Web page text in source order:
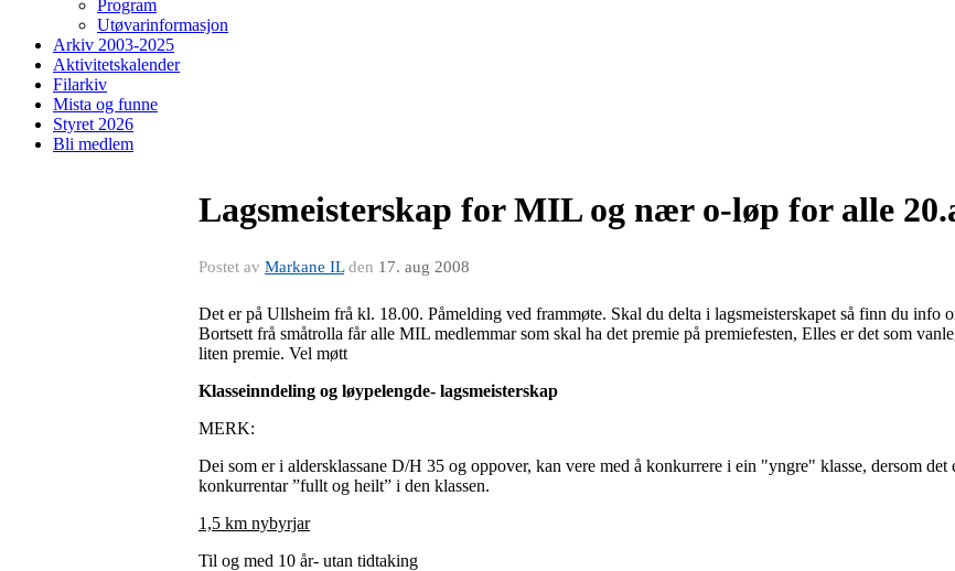
Program
Utøvarinformasjon
Arkiv 2003-2025
Aktivitetskalender
Filarkiv
Mista og funne
Styret 2026
Bli medlem
Lagsmeisterskap for MIL og nær o-løp for alle
Postet av Markane ILden 17. aug 2008
Det er på Ullsheim frå kl. 18.00. Påmelding ved frammøte. Skal du delta i lagsmeisterskapet så finn du info
Bortsett frå småtrolla får alle MIL medlemmar som skal ha det premie på premiefesten, Elles er det som
liten premie. Vel møtt
Klasseinndeling og løypelengde- lagsmeisterskap
MERK:
Dei som er i aldersklassane D/H 35 og oppover, kan vere med å konkurrere i ein "yngre" klasse, dersom det
konkurrentar ”fullt og heilt” i den klassen.
1,5 km nybyrjar
Til og med 10 år- utan tidtaking